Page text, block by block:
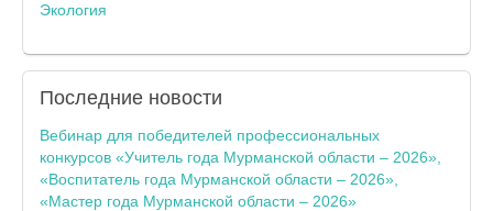
Экология
Последние новости
Вебинар для победителей профессиональных
конкурсов «Учитель года Мурманской области – 2026»,
«Воспитатель года Мурманской области – 2026»,
«Мастер года Мурманской области – 2026»